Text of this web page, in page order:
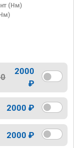
(Нм)
2000
₽
2000 ₽
2000 ₽